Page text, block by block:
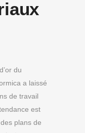
du
a laissé
de travail
est
plans de